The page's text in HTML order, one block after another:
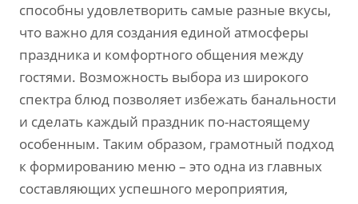
способны удовлетворить самые разные вкусы,
что важно для создания единой атмосферы
праздника и комфортного общения между
гостями. Возможность выбора из широкого
спектра блюд позволяет избежать банальности
и сделать каждый праздник по-настоящему
особенным. Таким образом, грамотный подход
к формированию меню – это одна из главных
составляющих успешного мероприятия,